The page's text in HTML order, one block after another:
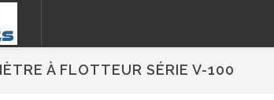
À FLOTTEUR SÉRIE V-100